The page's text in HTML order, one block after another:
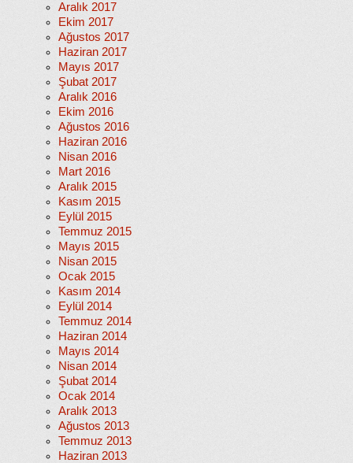
Aralık 2017
Ekim 2017
Ağustos 2017
Haziran 2017
Mayıs 2017
Şubat 2017
Aralık 2016
Ekim 2016
Ağustos 2016
Haziran 2016
Nisan 2016
Mart 2016
Aralık 2015
Kasım 2015
Eylül 2015
Temmuz 2015
Mayıs 2015
Nisan 2015
Ocak 2015
Kasım 2014
Eylül 2014
Temmuz 2014
Haziran 2014
Mayıs 2014
Nisan 2014
Şubat 2014
Ocak 2014
Aralık 2013
Ağustos 2013
Temmuz 2013
Haziran 2013